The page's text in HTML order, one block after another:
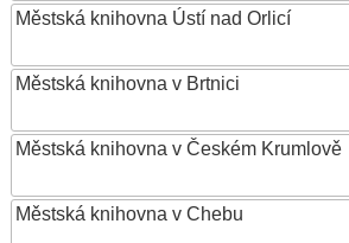
Městská knihovna Ústí nad Orlicí
Městská knihovna v Brtnici
Městská knihovna v Českém Krumlově
Městská knihovna v Chebu